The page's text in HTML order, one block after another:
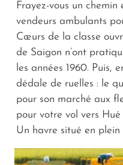
Frayez-vous un
vendeurs ambulants
Cœurs de la classe
de Saigon n’ont
les années 1960. Puis,
dédale de ruelles : le
pour son marché aux
pour votre vol vers
Un havre situé en